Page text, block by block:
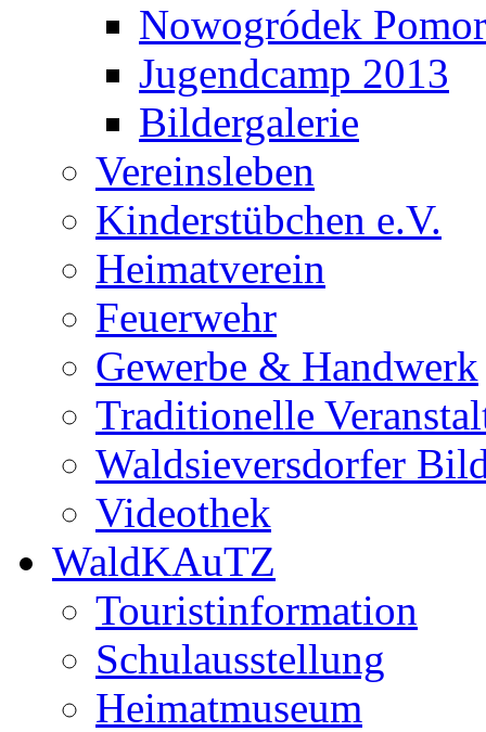
Nowogródek
Jugendcamp 2013
Bildergalerie
Vereinsleben
Kinderstübchen e.V.
Heimatverein
Feuerwehr
Gewerbe & Handwerk
Traditionelle
Waldsieversdorfer
Videothek
WaldKAuTZ
Touristinformation
Schulausstellung
Heimatmuseum